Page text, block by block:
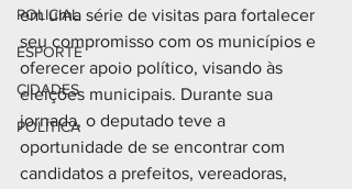
POLICIAL
ESPORTE
CIDADES
POLÍTICA
em uma série de visitas para fortalecer
seu compromisso com os municípios e
oferecer apoio político, visando às
eleições municipais. Durante sua
jornada, o deputado teve a
oportunidade de se encontrar com
candidatos a prefeitos, vereadoras,